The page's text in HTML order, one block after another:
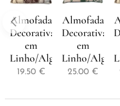
Almofada
Decorativa
em
Linho/Algodão
19.50€
Almofada
Decorativa
em
Linho/
25.00 €